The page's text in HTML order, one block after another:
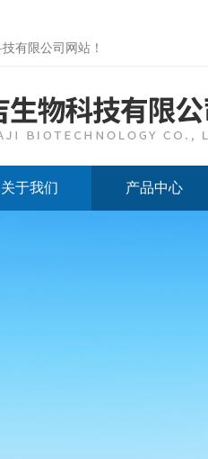
技有限公司网站 ！
关于我们 产品中心